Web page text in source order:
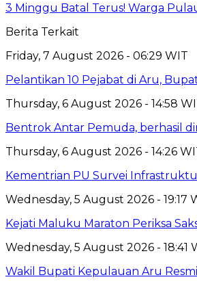
3 Minggu Batal Terus! Warga
Berita Terkait
Friday, 7 August 2026 - 06:29 WIT
Pelantikan 10 Pejabat di Aru,
Thursday, 6 August 2026 - 14:58
Bentrok Antar Pemuda, berhasil
Thursday, 6 August 2026 - 14:26
Kementrian PU Survei
Wednesday, 5 August 2026 - 19:17
Kejati Maluku Maraton Periksa
Wednesday, 5 August 2026 - 18:41
Wakil Bupati Kepulauan Aru